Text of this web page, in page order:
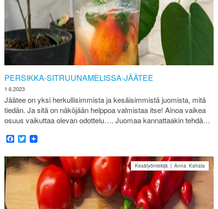
PERSIKKA-SITRUUNAMELISSA-JÄÄTEE
1.6.2023
Jäätee on yksi herkullisimmista ja kesäisimmistä juomista, mitä
tiedän. Ja sitä on näköjään helppoa valmistaa itse! Ainoa vaikea
osuus vaikuttaa olevan odottelu…. Juomaa kannattaakin tehdä…
Facebook
Twitter
Kesätyöntekijä | Anna Kahala